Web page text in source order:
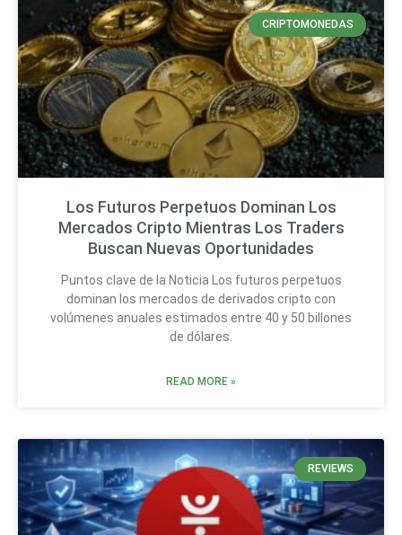
CRIPTOMONEDAS
Los Futuros Perpetuos Dominan Los
Mercados Cripto Mientras Los Traders
Buscan Nuevas Oportunidades
Puntos clave de la Noticia Los futuros perpetuos
dominan los mercados de derivados cripto con
volúmenes anuales estimados entre 40 y 50 billones
de dólares.
READ MORE »
REVIEWS